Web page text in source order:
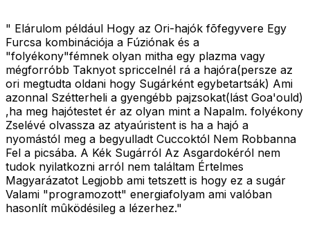
" Elárulom például Hogy az Ori-hajók fõfegyvere Egy
Furcsa kombinációja a Fúziónak és a
"folyékony"fémnek olyan mitha egy plazma vagy
mégforróbb Taknyot spriccelnél rá a hajóra(persze az
ori megtudta oldani hogy Sugárként egybetartsák) Ami
azonnal Szétterheli a gyengébb pajzsokat(lást Goa'ould)
,ha meg hajótestet ér az olyan mint a Napalm. folyékony
Zselévé olvassza az atyaúristent is ha a hajó a
nyomástól meg a begyulladt Cuccoktól Nem Robbanna
Fel a picsába. A Kék Sugárról Az Asgardokéról nem
tudok nyilatkozni arról nem találtam Értelmes
Magyarázatot Legjobb ami tetszett is hogy ez a sugár
Valami "programozott" energiafolyam ami valóban
hasonlít mûködésileg a lézerhez."